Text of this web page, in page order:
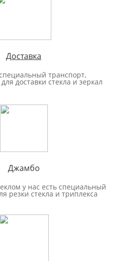
Доставка
транспорт,
доставки стекла и зеркал
Джамбо
у нас есть специальный
резки стекла и триплекса